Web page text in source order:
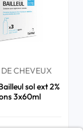
CHEVEUX
sol ext 2%
3x60ml